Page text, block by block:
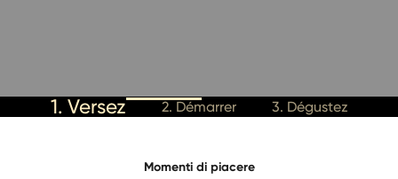
1. Versez 2. Démarrer 3. Dégustez
Momenti di piacere